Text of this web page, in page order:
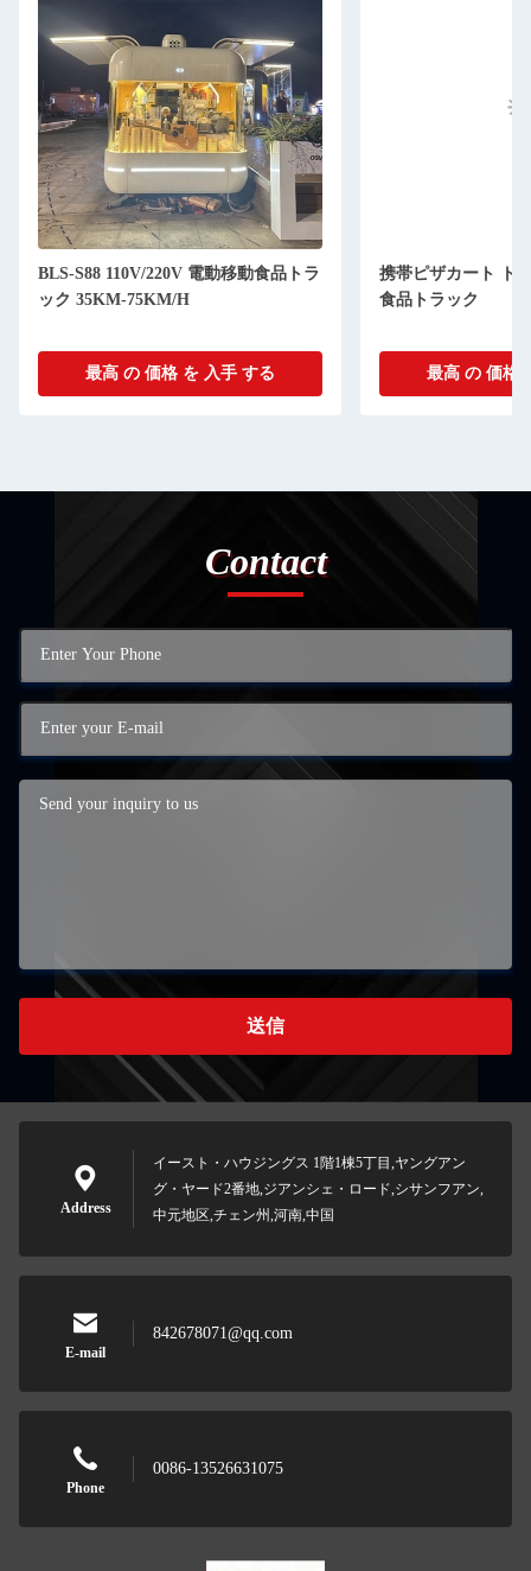
BLS-S88 110V/220V 電動移動食品トラ
ック 35KM-75KM/H
最高 の 価格 を 入手 する
携帯ピザカート ト
食品トラック
最高 の 価格
Contact
送信
Address
イースト・ハウジングス 1階1棟5丁目,ヤングアン
グ・ヤード2番地,ジアンシェ・ロード,シサンフアン,
中元地区,チェン州,河南,中国
E-mail
842678071@qq.com
Phone
0086-13526631075